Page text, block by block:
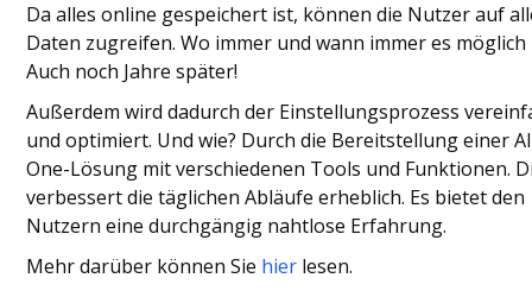
Da alles online gespeichert ist, können die Nutzer auf
Daten zugreifen. Wo immer und wann immer es möglich
Auch noch Jahre später!
Außerdem wird dadurch der Einstellungsprozess
und optimiert. Und wie? Durch die Bereitstellung einer
One-Lösung mit verschiedenen Tools und Funktionen.
verbessert die täglichen Abläufe erheblich. Es bietet den
Nutzern eine durchgängig nahtlose Erfahrung.
Mehr darüber können Sie hier lesen.